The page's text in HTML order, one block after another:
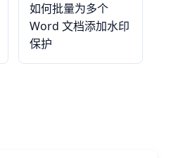
如何批量为多个
Word 文档添加水印
保护